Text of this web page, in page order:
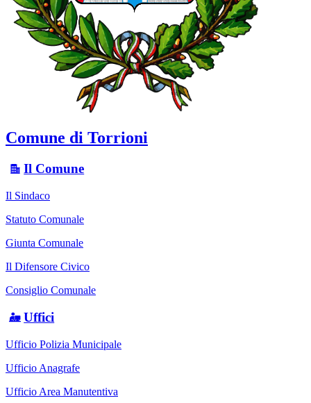
Comune di Torrioni
Il Comune
Il Sindaco
Statuto Comunale
Giunta Comunale
Il Difensore Civico
Consiglio Comunale
Uffici
Ufficio Polizia Municipale
Ufficio Anagrafe
Ufficio Area Manutentiva